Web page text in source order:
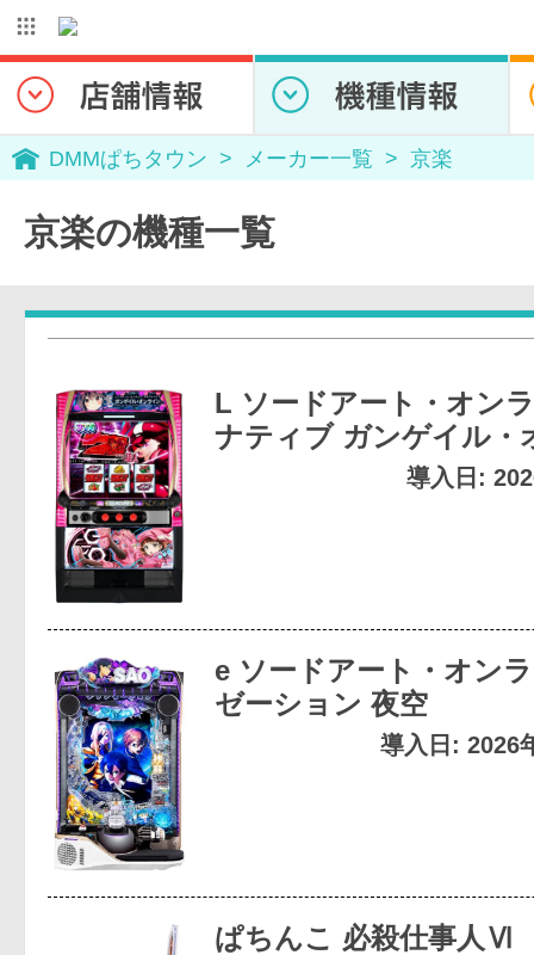
DMMぱちタウン メーカー一覧 京楽
京楽の機種一覧
L ソードアート・オン
ナティブ ガンゲイル
導入日:
e ソードアート・オン
ゼーション 夜空
導入日: 2026
ぱちんこ 必殺仕事人Ⅵ